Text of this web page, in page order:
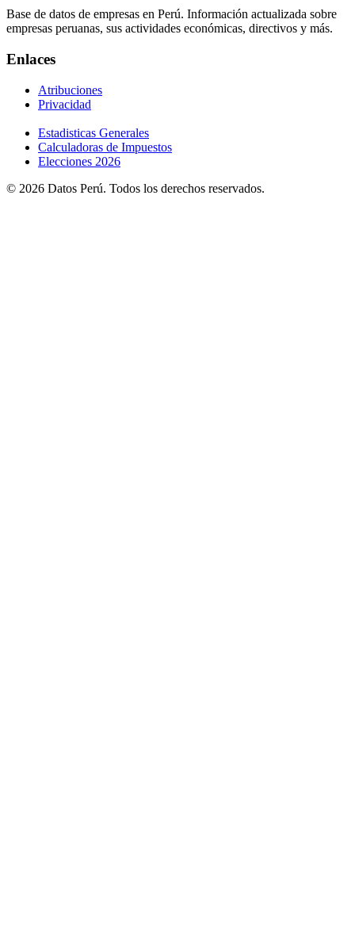
Base de datos de empresas en Perú. Información actualizada sobre
empresas peruanas, sus actividades económicas, directivos y más.
Enlaces
Atribuciones
Privacidad
Estadisticas Generales
Calculadoras de Impuestos
Elecciones 2026
© 2026 Datos Perú. Todos los derechos reservados.